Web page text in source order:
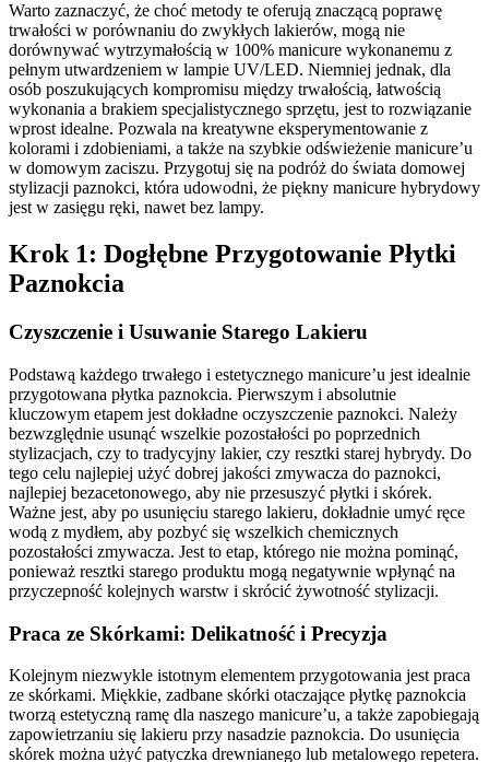
Warto zaznaczyć, że choć metody te oferują znaczącą poprawę
trwałości w porównaniu do zwykłych lakierów, mogą nie
dorównywać wytrzymałością w 100% manicure wykonanemu z
pełnym utwardzeniem w lampie UV/LED. Niemniej jednak, dla
osób poszukujących kompromisu między trwałością, łatwością
wykonania a brakiem specjalistycznego sprzętu, jest to rozwiązanie
wprost idealne. Pozwala na kreatywne eksperymentowanie z
kolorami i zdobieniami, a także na szybkie odświeżenie manicure’u
w domowym zaciszu. Przygotuj się na podróż do świata domowej
stylizacji paznokci, która udowodni, że piękny manicure hybrydowy
jest w zasięgu ręki, nawet bez lampy.
Krok 1: Dogłębne Przygotowanie Płytki
Paznokcia
Czyszczenie i Usuwanie Starego Lakieru
Podstawą każdego trwałego i estetycznego manicure’u jest idealnie
przygotowana płytka paznokcia. Pierwszym i absolutnie
kluczowym etapem jest dokładne oczyszczenie paznokci. Należy
bezwzględnie usunąć wszelkie pozostałości po poprzednich
stylizacjach, czy to tradycyjny lakier, czy resztki starej hybrydy. Do
tego celu najlepiej użyć dobrej jakości zmywacza do paznokci,
najlepiej bezacetonowego, aby nie przesuszyć płytki i skórek.
Ważne jest, aby po usunięciu starego lakieru, dokładnie umyć ręce
wodą z mydłem, aby pozbyć się wszelkich chemicznych
pozostałości zmywacza. Jest to etap, którego nie można pominąć,
ponieważ resztki starego produktu mogą negatywnie wpłynąć na
przyczepność kolejnych warstw i skrócić żywotność stylizacji.
Praca ze Skórkami: Delikatność i Precyzja
Kolejnym niezwykle istotnym elementem przygotowania jest praca
ze skórkami. Miękkie, zadbane skórki otaczające płytkę paznokcia
tworzą estetyczną ramę dla naszego manicure’u, a także zapobiegają
zapowietrzaniu się lakieru przy nasadzie paznokcia. Do usunięcia
skórek można użyć patyczka drewnianego lub metalowego repetera.